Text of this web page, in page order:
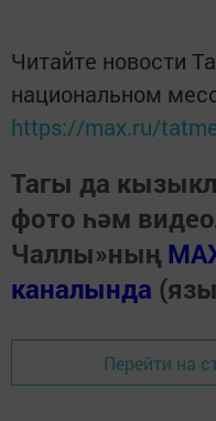
Читайте новости
национальном
https://max.ru/
Тагы да
фото һәм
Чаллы»ның
каналында
Перейти на